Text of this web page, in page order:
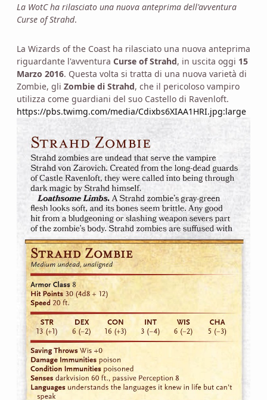
La WotC ha rilasciato una nuova anteprima dell'avventura
Curse of Strahd.
La Wizards of the Coast ha rilasciato una nuova anteprima
riguardante l'avventura Curse of Strahd, in uscita oggi 15
Marzo 2016. Questa volta si tratta di una nuova varietà di
Zombie, gli Zombie di Strahd, che il pericoloso vampiro
utilizza come guardiani del suo Castello di Ravenloft.
https://pbs.twimg.com/media/Cdixbs6XIAA1HRI.jpg:large